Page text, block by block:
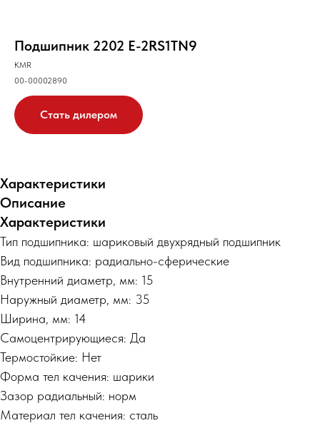
Подшипник 2202 E-2RS1TN9
KMR
00-00002890
Стать дилером
Характеристики
Описание
Характеристики
Тип подшипника: шариковый двухрядный подшипник
Вид подшипника: радиально-сферические
Внутренний диаметр, мм: 15
Наружный диаметр, мм: 35
Ширина, мм: 14
Самоцентрирующиеся: Да
Термостойкие: Нет
Форма тел качения: шарики
Зазор радиальный: норм
Материал тел качения: сталь